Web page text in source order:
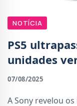
NOTÍCIA
PS5
unidades
07/08/2025
A Sony revelou